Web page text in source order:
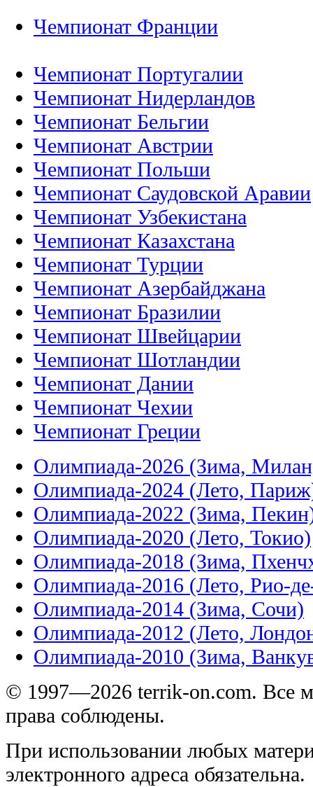
Чемпионат Франции
Чемпионат Португалии
Чемпионат Нидерландов
Чемпионат Бельгии
Чемпионат Австрии
Чемпионат Польши
Чемпионат Саудовской Аравии
Чемпионат Узбекистана
Чемпионат Казахстана
Чемпионат Турции
Чемпионат Азербайджана
Чемпионат Бразилии
Чемпионат Швейцарии
Чемпионат Шотландии
Чемпионат Дании
Чемпионат Чехии
Чемпионат Греции
Олимпиада-2026 (Зима,
Олимпиада-2024 (Лето,
Олимпиада-2022 (Зима,
Олимпиада-2020 (Лето, Токио)
Олимпиада-2018 (Зима,
Олимпиада-2016 (Лето, Рио-
Олимпиада-2014 (Зима, Сочи)
Олимпиада-2012 (Лето,
Олимпиада-2010 (Зима,
© 1997—2026 terrik-on.com. Все
права соблюдены.
При использовании любых
электронного адреса обязательна.